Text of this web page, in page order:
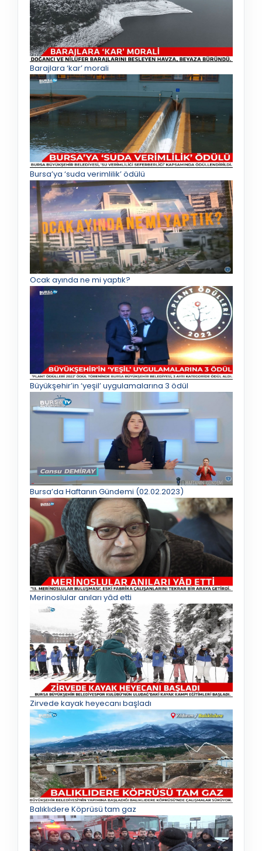
Barajlara ‘kar’ morali
Bursa’ya ‘suda verimlilik’ ödülü
Ocak ayında ne mi yaptık?
Büyükşehir’in ‘yeşil’ uygulamalarına 3 ödül
Bursa’da Haftanın Gündemi (02.02.2023)
Merinoslular anıları yâd etti
Zirvede kayak heyecanı başladı
Balıklıdere Köprüsü tam gaz